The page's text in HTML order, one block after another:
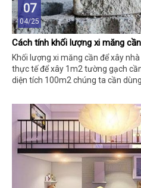
07
04/25
Cách tính khối lượng xi măng
Khối lượng xi măng cần để xây
thực tế để xây 1m2 tường gạch
diện tích 100m2 chúng ta cần